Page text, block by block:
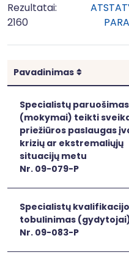
Rezultatai:
2160
Pavadinimas Rikiuoti
Specialistų paruošimas
(mokymai) teikti
priežiūros paslaugas
krizių ar ekstremaliųjų
situacijų metu
Nr. 09-079-P
Specialistų
tobulinimas
Nr. 09-083-P